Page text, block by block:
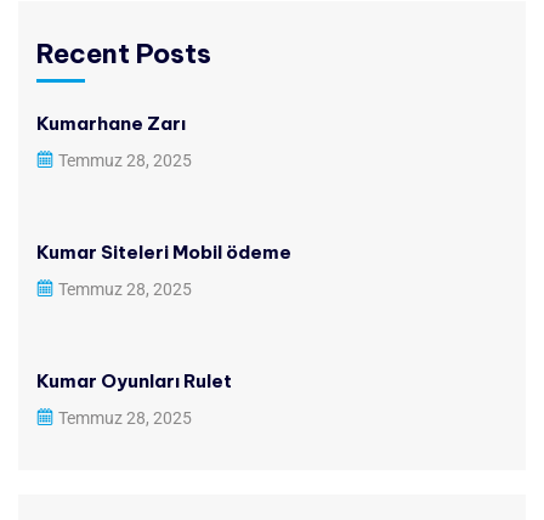
Recent Posts
Kumarhane Zarı
Temmuz 28, 2025
Kumar Siteleri Mobil ödeme
Temmuz 28, 2025
Kumar Oyunları Rulet
Temmuz 28, 2025